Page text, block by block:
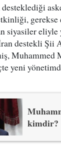
siyasiler eliyle
destekli Şii
yeni
kimdir?